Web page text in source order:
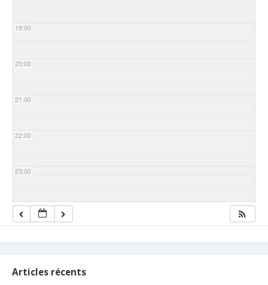
19:00
20:00
21:00
22:00
23:00
Articles récents